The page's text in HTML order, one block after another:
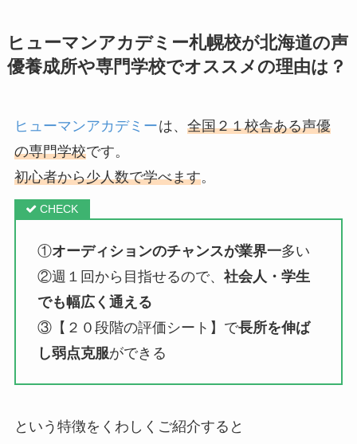
ヒューマンアカデミー札幌校が北海道の声
優養成所や専門学校でオススメの理由は？
ヒューマンアカデミーは、 全国２１校舎ある声優
の専門学校です。
初心者から少人数で学べます。
①オーディションのチャンスが業界一多い
②週１回から目指せるので、 社会人・学生
でも幅広く通える
③【２０段階の評価シート】で長所を伸ば
し弱点克服ができる
という特徴をくわしくご紹介すると